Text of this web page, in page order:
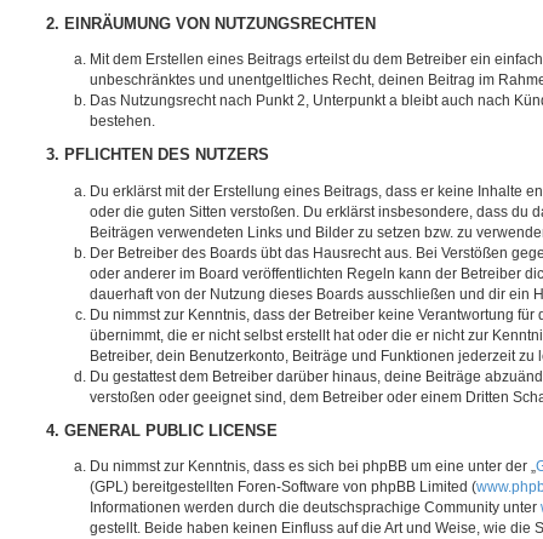
2. EINRÄUMUNG VON NUTZUNGSRECHTEN
Mit dem Erstellen eines Beitrags erteilst du dem Betreiber ein
unbeschränktes und unentgeltliches Recht, deinen Beitrag im
Das Nutzungsrecht nach Punkt 2, Unterpunkt a bleibt auch nach
bestehen.
3. PFLICHTEN DES NUTZERS
Du erklärst mit der Erstellung eines Beitrags, dass er keine Inhalte
oder die guten Sitten verstoßen. Du erklärst insbesondere, dass du
Beiträgen verwendeten Links und Bilder zu setzen bzw. zu
Der Betreiber des Boards übt das Hausrecht aus. Bei Verstößen
oder anderer im Board veröffentlichten Regeln kann der Betreiber
dauerhaft von der Nutzung dieses Boards ausschließen und dir ein
Du nimmst zur Kenntnis, dass der Betreiber keine Verantwortung für
übernimmt, die er nicht selbst erstellt hat oder die er nicht zur
Betreiber, dein Benutzerkonto, Beiträge und Funktionen jederzeit zu
Du gestattest dem Betreiber darüber hinaus, deine Beiträge
verstoßen oder geeignet sind, dem Betreiber oder einem Dritten
4. GENERAL PUBLIC LICENSE
Du nimmst zur Kenntnis, dass es sich bei phpBB um eine unter der „
(GPL) bereitgestellten Foren-Software von phpBB Limited (
Informationen werden durch die deutschsprachige Community unter
gestellt. Beide haben keinen Einfluss auf die Art und Weise, wie die